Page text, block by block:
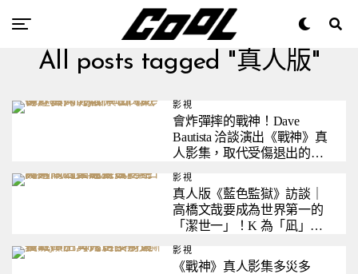
All posts tagged "真人版"
影視
會炸彈摔的戰神！Dave
Bautista 洽談演出《戰神》真
人影集，取代受傷退出的
影視
真人版《藍色監獄》訪談｜
高橋文哉要成為世界第一的
「潔世一」！K 為「凪」寫
吃牛肉麵、芒果冰
影視
《戰神》真人影集多災多